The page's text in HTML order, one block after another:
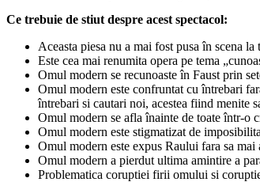
Ce trebuie de stiut despre acest spectacol:
Aceasta piesa nu a mai fost pusa în scena
Este cea mai renumita opera pe tema
Omul modern se recunoaste în Faust prin
Omul modern este confruntat cu întrebari
întrebari si cautari noi, acestea fiind menite
Omul modern se afla înainte de toate într-o
Omul modern este stigmatizat de
Omul modern este expus Raului fara sa
Omul modern a pierdut ultima amintire a
Problematica coruptiei firii omului si